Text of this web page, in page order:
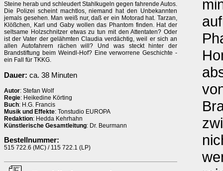
Steine herab und schleudert Stahlkugeln gegen fahrende Autos.
Die Polizei scheint machtlos, niemand hat den Unbekannten
jemals gesehen. Man weiß nur, daß er ein Motorad hat. Tarzan,
Klößchen, Karl und Gaby wollen das Phantom finden. Hat der
seltsame Holzschnitzer etwas zu tun mit den Attentaten? Oder
ist der Vater der gelähmten Claudia verdächtig, weil er sich an
allen Autofahrern rächen will? Und was steckt hinter der
Brandstiftung beim Weindl-Hof? Eine verworrene Geschichte -
ein Fall für TKKG.
Dauer: ca. 38 Minuten
Autor: Stefan Wolf
Regie: Heikedine Körting
Buch: H.G. Francis
Musik und Effekte: Tonstudio EUROPA
Redaktion: Hedda Kehrhahn
Künstlerische Gesamtleitung: Dr. Beurmann
Bestellnummer:
515 722.6 (MC) / 115 722.1 (LP)